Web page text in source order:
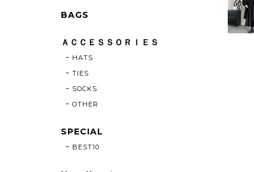
BAGS
ＡＣＣＥＳＳＯＲＩＥＳ
HATS
TIES
SOCKS
OTHER
SPECIAL
BEST10